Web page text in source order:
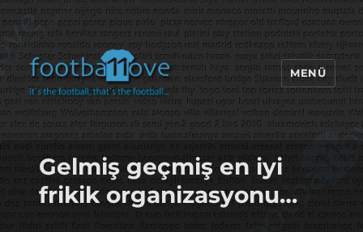
footbaLLove
MENÜ
Gelmiş geçmiş en iyi
frikik organizasyonu…